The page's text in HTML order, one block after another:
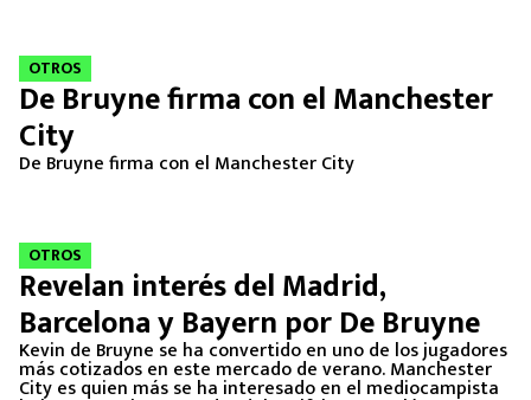
OTROS
De Bruyne firma con el Manchester
City
De Bruyne firma con el Manchester City
OTROS
Revelan interés del Madrid,
Barcelona y Bayern por De Bruyne
Kevin de Bruyne se ha convertido en uno de los jugadores
más cotizados en este mercado de verano. Manchester
City es quien más se ha interesado en el mediocampista